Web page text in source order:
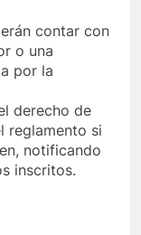
contar con
o una
por la
derecho de
reglamento si
notificando
inscritos.